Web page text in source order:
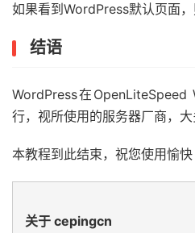
如果看到WordPress默认页面，
结语
WordPress在
行，视所使用的服务器厂商，大
本教程到此结束，祝您使用愉快
关于 cepingcn